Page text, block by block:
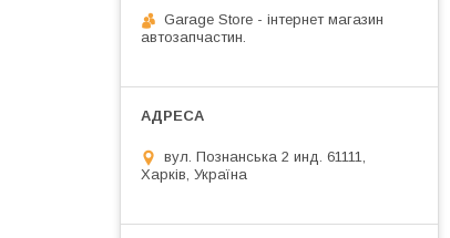
Garage Store - інтернет магазин
автозапчастин.
вул. Познанська 2 инд. 61111,
Харків, Україна